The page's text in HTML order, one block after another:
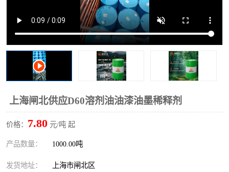
上海闸北供应D60溶剂油油漆油墨稀释剂
价格： 7.80 元/吨 起
产品数量： 1000.00吨
发货地址： 上海市闸北区